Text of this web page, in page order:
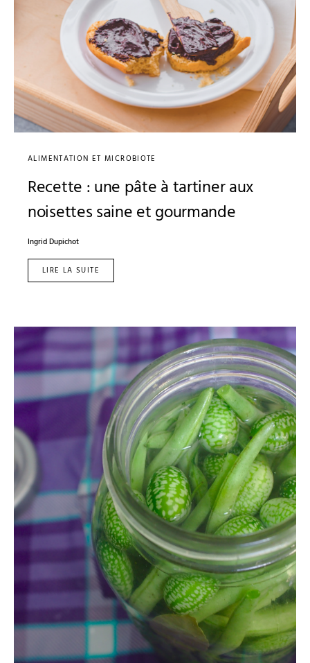
ALIMENTATION ET MICROBIOTE
Recette : une pâte à tartiner aux
noisettes saine et gourmande
Ingrid Dupichot
LIRE LA SUITE